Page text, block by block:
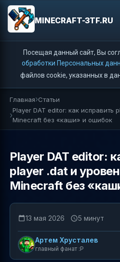
MINECRAFT-3TF.RU
Посещая данный сайт, Вы
обработки Персональных
файлов cookie, указанных в
Главная Статьи
Player DAT editor: как исправить
Minecraft без «каши» и ошибок
Player DAT editor:
player .dat и
Minecraft без
13 мая 2026 5 минут
Артем Хрусталев
главный фанат :P